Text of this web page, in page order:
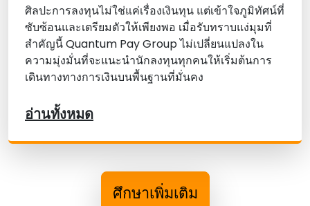
ศิลปะการลงทุนไม่ใช่แค่เรื่องเงินทุน แต่เข้าใจภูมิทัศน์ที่
ซับซ้อนและเตรียมตัวให้เพียงพอ เมื่อรับทราบแง่มุมที่
สําคัญนี้ Quantum Pay Group ไม่เปลี่ยนแปลงใน
ความมุ่งมั่นที่จะแนะนํานักลงทุนทุกคนให้เริ่มต้นการ
เดินทางทางการเงินบนพื้นฐานที่มั่นคง
อ่านทั้งหมด
ศึกษาเพิ่มเติม